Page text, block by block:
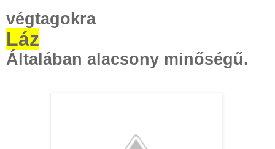
végtagokra
Láz
Általában alacsony minőségű.